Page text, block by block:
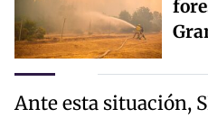
Ante esta situación,